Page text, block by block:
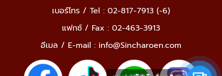
เบอร์โทร / Tel : 02-817-7913 (-6)
แฟกซ์ / Fax : 02-463-3913
อีเมล / E-mail : info@Sincharoen.com